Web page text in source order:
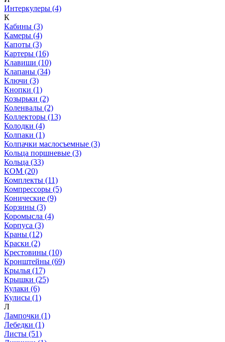
Интеркулеры (4)
К
Кабины (3)
Камеры (4)
Капоты (3)
Картеры (16)
Клавиши (10)
Клапаны (34)
Ключи (3)
Кнопки (1)
Козырьки (2)
Коленвалы (2)
Коллекторы (13)
Колодки (4)
Колпаки (1)
Колпачки маслосъемные (3)
Кольца поршневые (3)
Кольца (33)
КОМ (20)
Комплекты (11)
Компрессоры (5)
Конические (9)
Корзины (3)
Коромысла (4)
Корпуса (3)
Краны (12)
Краски (2)
Крестовины (10)
Кронштейны (69)
Крылья (17)
Крышки (25)
Кулаки (6)
Кулисы (1)
Л
Лампочки (1)
Лебедки (1)
Листы (51)